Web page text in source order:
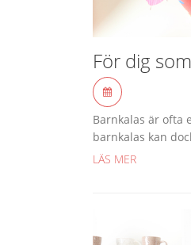
För dig
Barnkalas är ofta
barnkalas kan
LÄS MER